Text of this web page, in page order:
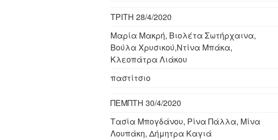
ΤΡΙΤΗ 28/4/2020
Μαρία Μακρή, Βιολέτα Σωτήρχαινα,
Βούλα Χρυσικού,Ντίνα Μπάκα,
Κλεοπάτρα Λιάκου
παστίτσιο
ΠΕΜΠΤΗ 30/4/2020
Τασία Μπογδάνου, Ρίνα Πάλλα, Μίνα
Λουπάκη, Δήμητρα Καγιά